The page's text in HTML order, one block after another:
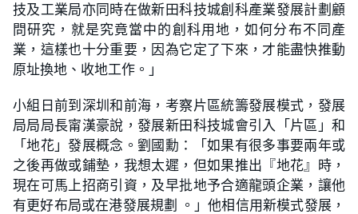
技及工業局亦同時在做新田科技城創科產業發展計劃顧
問研究，就是究竟當中的創科用地，如何分布不同產
業，這樣也十分重要，因為它定了下來，才能盡快推動
原址換地、收地工作。」
小組日前到深圳和前海，考察片區統籌發展模式，發展
局局局長甯漢豪說，發展新田科技城會引入「片區」和
「地花」發展概念。劉國勳：「如果有很多事要兩年或
之後再做或鋪墊，我想太遲，但如果推出『地花』時，
現在可馬上招商引資，及早批地予合適龍頭企業，讓他
有更好布局或在港發展規劃 。」他相信用新模式發展，